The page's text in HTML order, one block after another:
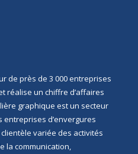
de près de 3 000 entreprises
réalise un chiffre d’affaires
graphique est un secteur
d’envergures
variée des activités
la communication,